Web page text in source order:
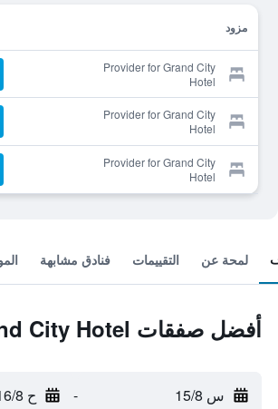
مزود
Provider for Grand City
Hotel
Provider for Grand City
Hotel
Provider for Grand City
Hotel
لمحة عن التقييمات فنادق مشابهة
أفضل صفقات Grand City Hotel
س 15/8 - ح 16/8